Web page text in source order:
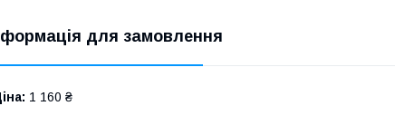
для замовлення
1 160 ₴